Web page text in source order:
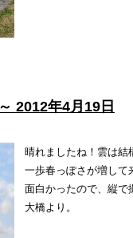
2012年4月19日
晴れましたね！雲は結
一歩春っぽさが増して
面白かったので、縦で
大橋より。